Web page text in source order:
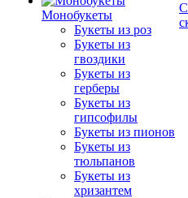
Монобукеты
Букеты из роз
Букеты из
гвоздики
Букеты из
герберы
Букеты из
гипсофилы
Букеты из пионов
Букеты из
тюльпанов
Букеты из
хризантем